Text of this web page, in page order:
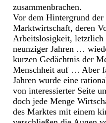
zusammenbrachen.
Vor dem Hintergrund der
Marktwirtschaft, deren
Arbeitslosigkeit, letztlich
neunziger Jahren …
kurzen Gedächtnis der
Menschheit auf … Aber
Jahren wurde eine
von interessierter Seite
doch jede Menge
des Marktes mit einem